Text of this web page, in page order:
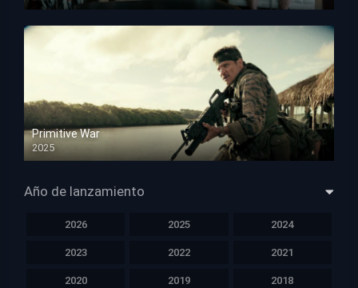
HD 1080p
Primitive War
2025
HD 1080p
Año de lanzamiento
2026 2025 2024
2023 2022 2021
2020 2019 2018